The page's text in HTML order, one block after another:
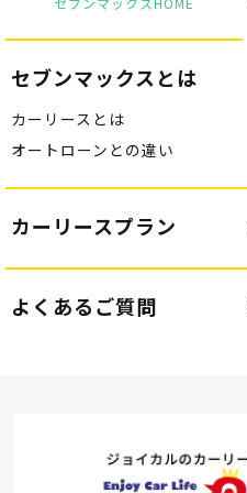
セブンマックスとは
カーリースとは
オートローンとの違い
カーリースプラン
よくあるご質問